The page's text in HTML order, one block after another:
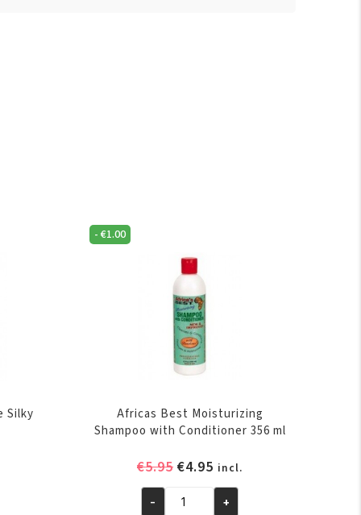
Silky
-€1.00
Africas Best Moisturizing
Shampoo with Conditioner 356 ml
€5.95 Oorspronkelijke
was:
€4.95 Huidige
prijs
is:
incl.
Africas
- +